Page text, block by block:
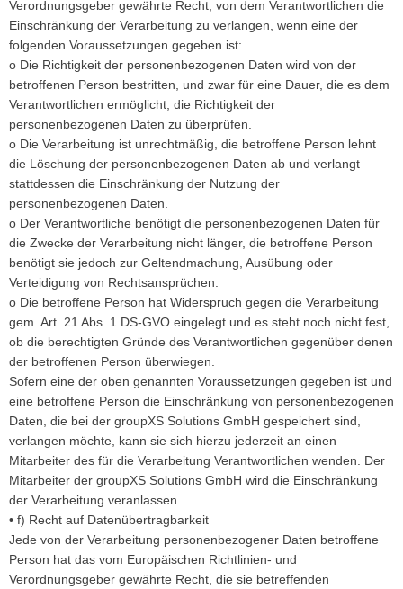
Verordnungsgeber gewährte Recht, von dem Verantwortlichen die
Einschränkung der Verarbeitung zu verlangen, wenn eine der
folgenden Voraussetzungen gegeben ist:
o Die Richtigkeit der personenbezogenen Daten wird von der
betroffenen Person bestritten, und zwar für eine Dauer, die es dem
Verantwortlichen ermöglicht, die Richtigkeit der
personenbezogenen Daten zu überprüfen.
o Die Verarbeitung ist unrechtmäßig, die betroffene Person lehnt
die Löschung der personenbezogenen Daten ab und verlangt
stattdessen die Einschränkung der Nutzung der
personenbezogenen Daten.
o Der Verantwortliche benötigt die personenbezogenen Daten für
die Zwecke der Verarbeitung nicht länger, die betroffene Person
benötigt sie jedoch zur Geltendmachung, Ausübung oder
Verteidigung von Rechtsansprüchen.
o Die betroffene Person hat Widerspruch gegen die Verarbeitung
gem. Art. 21 Abs. 1 DS-GVO eingelegt und es steht noch nicht fest,
ob die berechtigten Gründe des Verantwortlichen gegenüber denen
der betroffenen Person überwiegen.
Sofern eine der oben genannten Voraussetzungen gegeben ist und
eine betroffene Person die Einschränkung von personenbezogenen
Daten, die bei der groupXS Solutions GmbH gespeichert sind,
verlangen möchte, kann sie sich hierzu jederzeit an einen
Mitarbeiter des für die Verarbeitung Verantwortlichen wenden. Der
Mitarbeiter der groupXS Solutions GmbH wird die Einschränkung
der Verarbeitung veranlassen.
• f) Recht auf Datenübertragbarkeit
Jede von der Verarbeitung personenbezogener Daten betroffene
Person hat das vom Europäischen Richtlinien- und
Verordnungsgeber gewährte Recht, die sie betreffenden